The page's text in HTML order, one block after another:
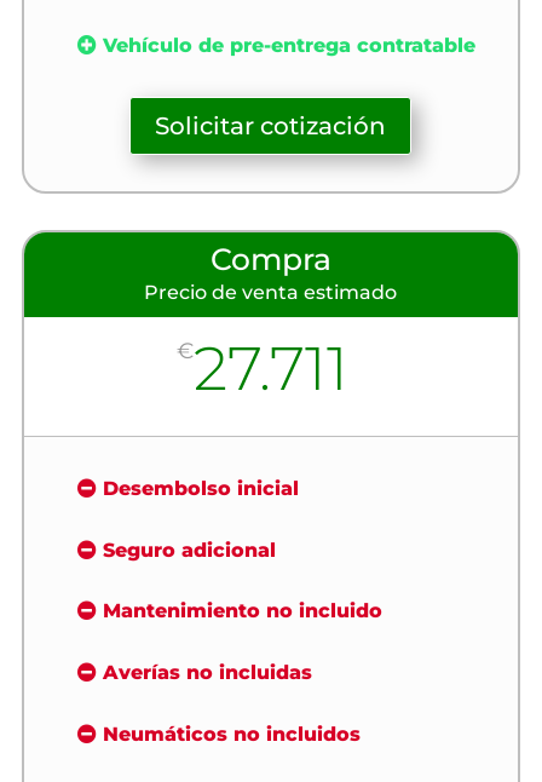
Vehículo de pre-entrega contratable
Solicitar cotización
Compra
Precio de venta estimado
€27.711
Desembolso inicial
Seguro adicional
Mantenimiento no incluido
Averías no incluidas
Neumáticos no incluidos